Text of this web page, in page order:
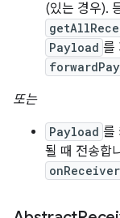
(있는 경우).
Payload 를
또는
Payload 를
될 때 전송합